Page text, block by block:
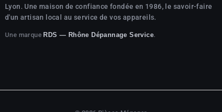
Lyon. Une maison de confiance fondée en 1986, le savoir-faire
d'un artisan local au service de vos appareils.
Une marque RDS — Rhône Dépannage Service.